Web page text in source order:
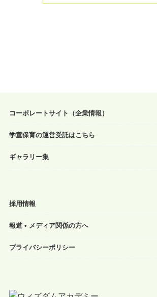
コーポレートサイト（企業情報）
学童保育の運営受託はこちら
ギャラリー集
採用情報
報道 • メディア関係の方へ
プライバシーポリシー